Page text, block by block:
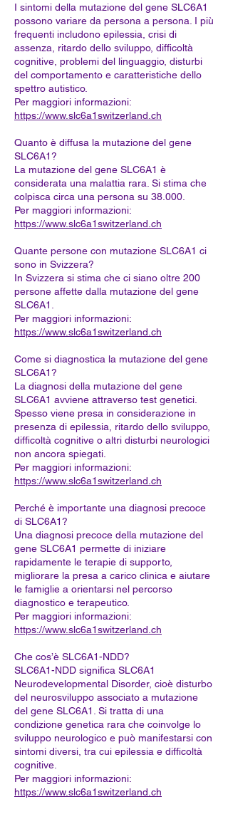
I sintomi della mutazione del gene SLC6A1
possono variare da persona a persona. I più
frequenti includono epilessia, crisi di
assenza, ritardo dello sviluppo, difficoltà
cognitive, problemi del linguaggio, disturbi
del comportamento e caratteristiche dello
spettro autistico.
Per maggiori informazioni:
https://www.slc6a1switzerland.ch
Quanto è diffusa la mutazione del gene
SLC6A1?
La mutazione del gene SLC6A1 è
considerata una malattia rara. Si stima che
colpisca circa una persona su 38.000.
Per maggiori informazioni:
https://www.slc6a1switzerland.ch
Quante persone con mutazione SLC6A1 ci
sono in Svizzera?
In Svizzera si stima che ci siano oltre 200
persone affette dalla mutazione del gene
SLC6A1.
Per maggiori informazioni:
https://www.slc6a1switzerland.ch
Come si diagnostica la mutazione del gene
SLC6A1?
La diagnosi della mutazione del gene
SLC6A1 avviene attraverso test genetici.
Spesso viene presa in considerazione in
presenza di epilessia, ritardo dello sviluppo,
difficoltà cognitive o altri disturbi neurologici
non ancora spiegati.
Per maggiori informazioni:
https://www.slc6a1switzerland.ch
Perché è importante una diagnosi precoce
di SLC6A1?
Una diagnosi precoce della mutazione del
gene SLC6A1 permette di iniziare
rapidamente le terapie di supporto,
migliorare la presa a carico clinica e aiutare
le famiglie a orientarsi nel percorso
diagnostico e terapeutico.
Per maggiori informazioni:
https://www.slc6a1switzerland.ch
Che cos’è SLC6A1-NDD?
SLC6A1-NDD significa SLC6A1
Neurodevelopmental Disorder, cioè disturbo
del neurosviluppo associato a mutazione
del gene SLC6A1. Si tratta di una
condizione genetica rara che coinvolge lo
sviluppo neurologico e può manifestarsi con
sintomi diversi, tra cui epilessia e difficoltà
cognitive.
Per maggiori informazioni:
https://www.slc6a1switzerland.ch